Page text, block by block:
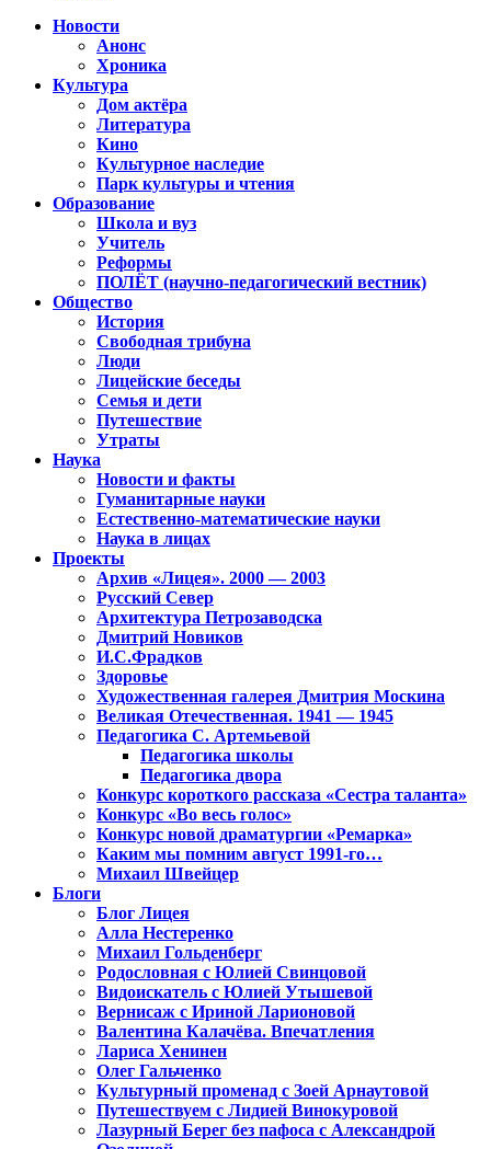
Новости
Анонс
Хроника
Культура
Дом актёра
Литература
Кино
Культурное наследие
Парк культуры и чтения
Образование
Школа и вуз
Учитель
Реформы
ПОЛЁТ (научно-педагогический вестник)
Общество
История
Свободная трибуна
Люди
Лицейские беседы
Семья и дети
Путешествие
Утраты
Наука
Новости и факты
Гуманитарные науки
Естественно-математические науки
Наука в лицах
Проекты
Архив «Лицея». 2000 — 2003
Русский Север
Архитектура Петрозаводска
Дмитрий Новиков
И.С.Фрадков
Здоровье
Художественная галерея Дмитрия Москина
Великая Отечественная. 1941 — 1945
Педагогика С. Артемьевой
Педагогика школы
Педагогика двора
Конкурс короткого рассказа «Сестра таланта»
Конкурс «Во весь голос»
Конкурс новой драматургии «Ремарка»
Каким мы помним август 1991-го…
Михаил Швейцер
Блоги
Блог Лицея
Алла Нестеренко
Михаил Гольденберг
Родословная с Юлией Свинцовой
Видоискатель с Юлией Утышевой
Вернисаж с Ириной Ларионовой
Валентина Калачёва. Впечатления
Лариса Хенинен
Олег Гальченко
Культурный променад с Зоей Арнаутовой
Путешествуем с Лидией Винокуровой
Лазурный Берег без пафоса с Александрой